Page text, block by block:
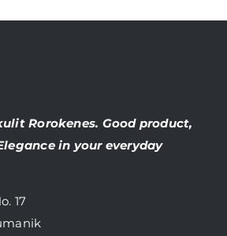
Rorokenes. Good product,
in your everyday
17